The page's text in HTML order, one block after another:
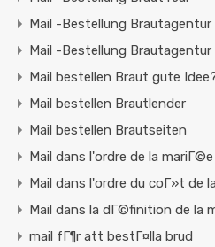
Mail -Bestellung Brautagentur
Mail -Bestellung
Mail bestellen Braut gute
Mail bestellen Brautlender
Mail bestellen Brautseiten
Mail dans l'ordre de la mariГ©e
Mail dans l'ordre du coГ»t de
Mail dans la dГ©finition de la
mail fГ¶r att bestГ¤lla brud